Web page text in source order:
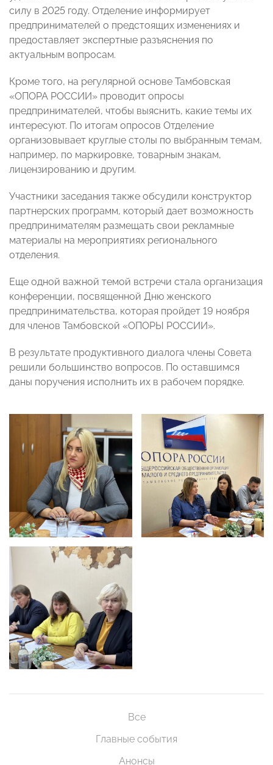
силу в 2025 году. Отделение информирует
предпринимателей о предстоящих изменениях и
предоставляет экспертные разъяснения по
актуальным вопросам.
Кроме того, на регулярной основе Тамбовская
«ОПОРА РОССИИ» проводит опросы
предпринимателей, чтобы выяснить, какие темы их
интересуют. По итогам опросов Отделение
организовывает круглые столы по выбранным темам,
например, по маркировке, товарным знакам,
лицензированию и другим.
Участники заседания также обсудили конструктор
партнерских программ, который дает возможность
предпринимателям размещать свои рекламные
материалы на мероприятиях регионального
отделения.
Еще одной важной темой встречи стала организация
конференции, посвященной Дню женского
предпринимательства, которая пройдет 19 ноября
для членов Тамбовской «ОПОРЫ РОССИИ».
В результате продуктивного диалога члены Совета
решили большинство вопросов. По оставшимся
даны поручения исполнить их в рабочем порядке.
Все
Главные события
Анонсы